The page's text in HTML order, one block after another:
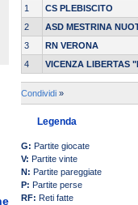
1 CS PLEBISCITO
2
ASD MESTRINA
3
RN VERONA
4
VICENZA LIBERTAS
Condividi »
Legenda
G: Partite giocate
V: Partite vinte
N: Partite pareggiate
P: Partite perse
RF: Reti fatte